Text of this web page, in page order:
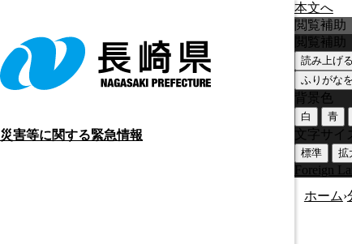
本文へ
災害等に関する緊急情報
閲覧補助
閲覧補助
読み上げる
ふりがな
背景色
白 青
文字サイ
標準 拡
Foreign
ホーム›